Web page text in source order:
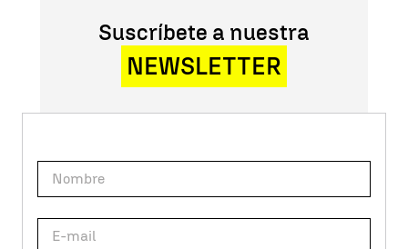
Suscríbete a nuestra
NEWSLETTER